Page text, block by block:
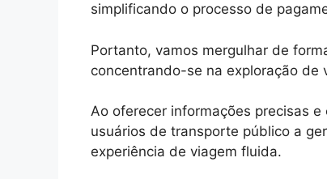
simplificando o processo de
Portanto, vamos mergulhar de
concentrando-se na exploração de
Ao oferecer informações precisas
usuários de transporte público a
experiência de viagem fluida.